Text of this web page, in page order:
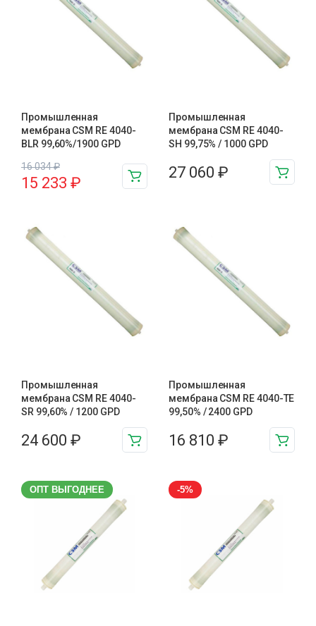
Промышленная
мембрана CSM RE 4040-
BLR 99,60%/1900 GPD
16 034₽
15 233 ₽
Промышленная
мембрана CSM RE 4040-
SH 99,75% / 1000 GPD
27 060 ₽
Промышленная
мембрана CSM RE 4040-
SR 99,60% / 1200 GPD
24 600 ₽
Промышленная
мембрана CSM RE 4040-TE
99,50% / 2400 GPD
16 810 ₽
ОПТ ВЫГОДНЕЕ -5%